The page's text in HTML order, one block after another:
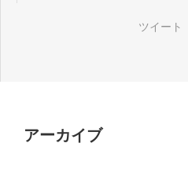
ツイート
アーカイブ